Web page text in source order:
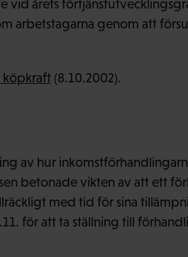
vid årets
arbetstagarna genom att
köpkraft(8.10.2002).
av hur
betonade vikten av att ett
med tid för sina
för att ta ställning till